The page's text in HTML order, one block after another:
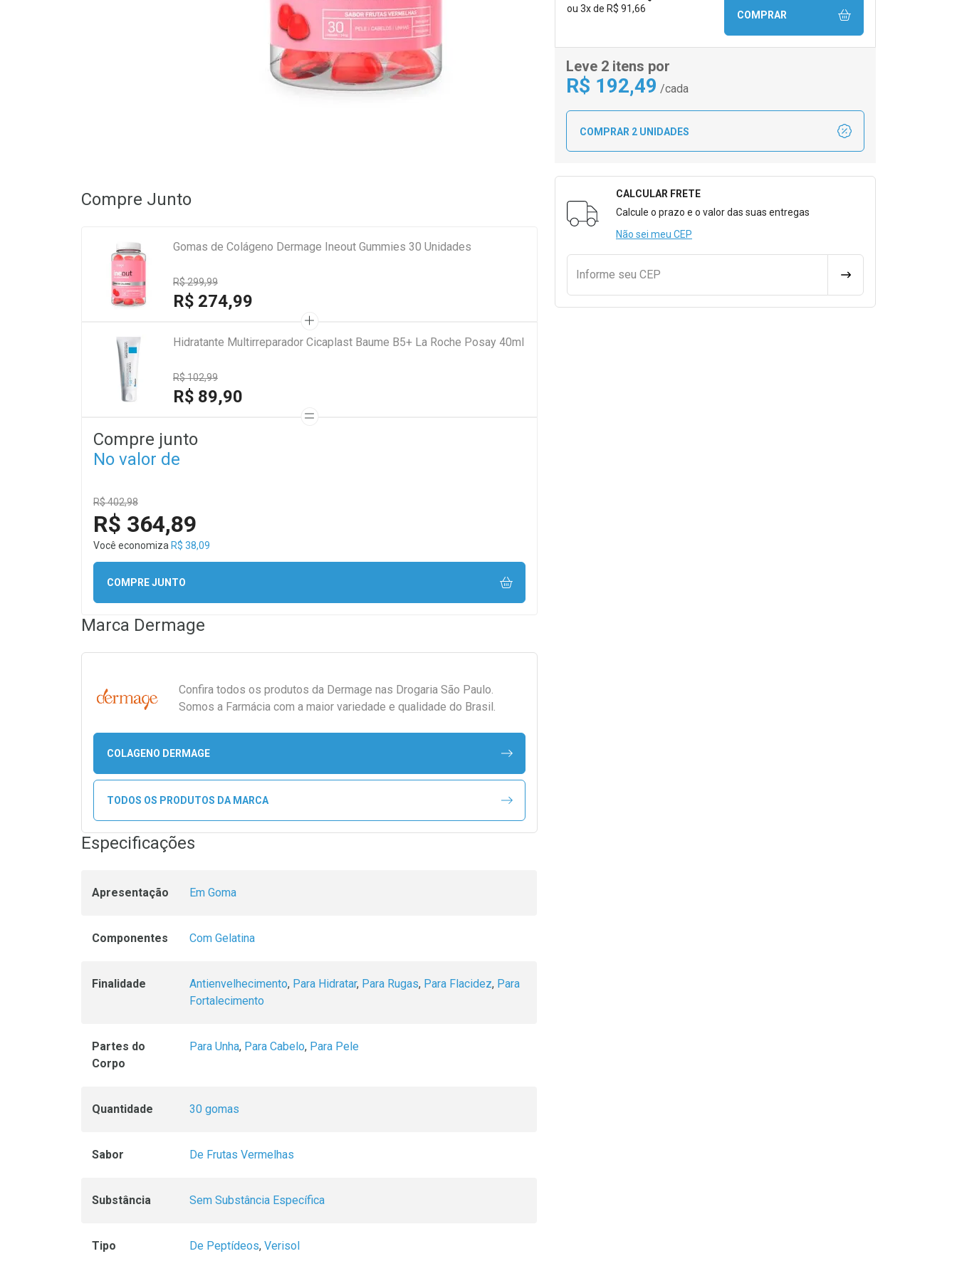
ou 3xde R$ 91,66
COMPRAR
Leve 2 itens por
R$ 192,49 /cada
COMPRAR 2 UNIDADES
Formulário para Calcular o Frete
CALCULAR FRETE
Calcule o prazo e o valor das suas entregas
Não sei meu CEP
Informe seu CEP CALCULAR FRETE
Compre Junto
Gomas de Colágeno Dermage Ineout Gummies 30 Unidades
R$ 299,99
R$ 274,99
Hidratante Multirreparador Cicaplast Baume B5+ La Roche Posay 40ml
R$ 102,99
R$ 89,90
Compre junto
No valor de
R$ 402,98
R$ 364,89
Você economiza R$ 38,09
COMPRE JUNTO
Marca Dermage
Confira todos os produtos da Dermage nas Drogaria São Paulo.
Somos a Farmácia com a maior variedade e qualidade do Brasil.
COLAGENO DERMAGE
TODOS OS PRODUTOS DA MARCA
Especificações
Apresentação Em Goma
Componentes Com Gelatina
Finalidade Antienvelhecimento, Para Hidratar, Para Rugas, Para Flacidez, Para
Fortalecimento
Partes do
Corpo
Para Unha, Para Cabelo, Para Pele
Quantidade 30 gomas
Sabor De Frutas Vermelhas
Substância Sem Substância Específica
Tipo De Peptídeos, Verisol